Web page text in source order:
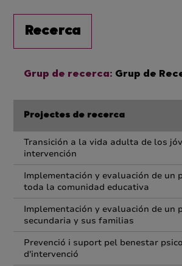
Recerca
Grup de recerca: Grup de
Projectes de recerca
Transición a la vida adulta de los
intervención
Implementación y evaluación de un
toda la comunidad educativa
Implementación y evaluación de un
secundaria y sus familias
Prevenció i suport pel benestar
d'intervenció